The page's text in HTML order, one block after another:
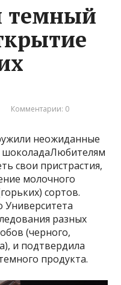
темный
Комментарии: 0
неожиданные
шоколадаЛюбителям
свои пристрастия,
молочного
сортов.
Университета
разных
(черного,
и подтвердила
продукта.